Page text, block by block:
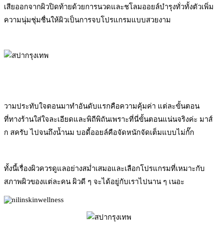
เสียออกจากผิวปิดท้ายด้วยการนวดและชโลมออยล์บำรุงทั่วทั้งตัวเพิ่ม
ความนุ่มชุ่มชื่นให้ผิวเป็นการจบโปรแกรมแบบสวยงาม
วามประทับใจตอนมาทำอันดับแรกคือความคุ้มค่า แต่ละขั้นตอน
ที่ทางร้านใส่ใจละเอียดและพิถีพิถันเพราะที่นี่ขั้นตอนแน่นจริงค่ะ มาส์
ก สครับ ไปจนถึงน้ำนม บอดี้ออยล์คือจัดหนักจัดเต็มแบบไม่กั๊ก
ทั้งนี้เรื่องผิวควรดูแลอย่างสม่ำเสมอและเลือกโปรแกรมที่เหมาะกับ
สภาพผิวของแต่ละคน ผิวดี ๆ จะได้อยู่กับเราไปนาน ๆ เนอะ